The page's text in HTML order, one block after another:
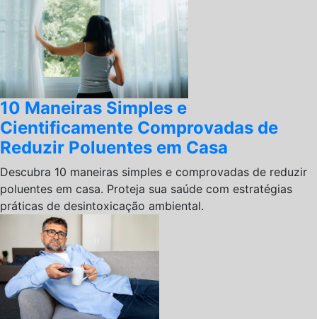
10 Maneiras Simples e
Cientificamente Comprovadas de
Reduzir Poluentes em Casa
Descubra 10 maneiras simples e comprovadas de reduzir
poluentes em casa. Proteja sua saúde com estratégias
práticas de desintoxicação ambiental.